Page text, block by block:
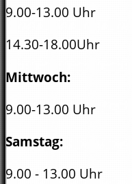
9.00-13.00 Uhr
14.30-18.00Uhr
Mittwoch:
9.00-13.00 Uhr
Samstag:
9.00 - 13.00 Uhr